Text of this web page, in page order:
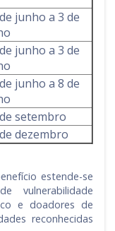
junho a 3 de
junho a 3 de
junho a 8 de
setembro
dezembro
estende-se
vulnerabilidade
e doadores de
reconhecidas